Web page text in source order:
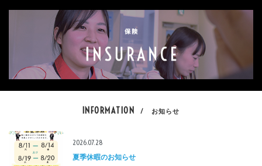
INFORMATION / お知らせ
2026.07.28
夏季休暇のお知らせ